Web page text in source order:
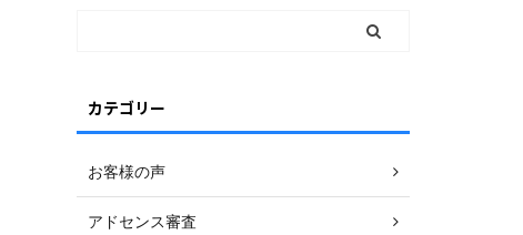
カテゴリー
お客様の声
アドセンス審査